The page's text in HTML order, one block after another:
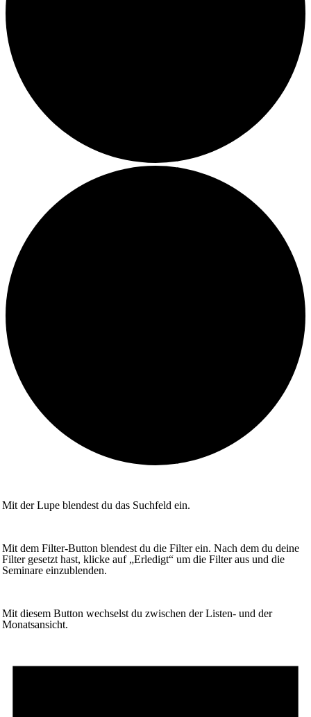
Mit der Lupe blendest du das Suchfeld ein.
Mit dem Filter-Button blendest du die Filter ein. Nach dem du deine
Filter gesetzt hast, klicke auf „Erledigt“ um die Filter aus und die
Seminare einzublenden.
Mit diesem Button wechselst du zwischen der Listen- und der
Monatsansicht.